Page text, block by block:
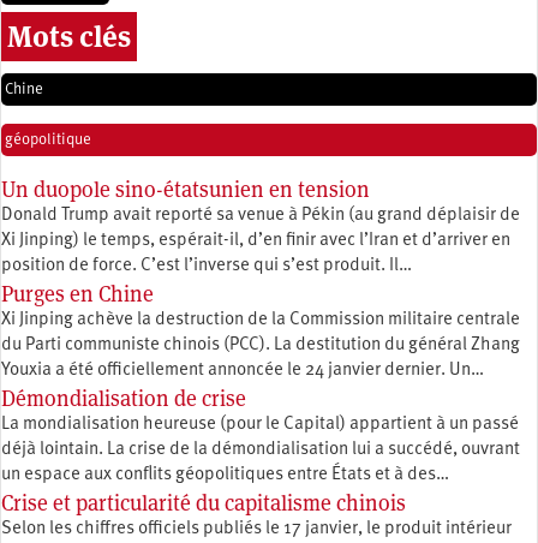
Mots clés
Chine
géopolitique
Un duopole sino-étatsunien en tension
Donald Trump avait reporté sa venue à Pékin (au grand déplaisir de
Xi Jinping) le temps, espérait-il, d’en finir avec l’Iran et d’arriver en
position de force. C’est l’inverse qui s’est produit. Il…
Purges en Chine
Xi Jinping achève la destruction de la Commission militaire centrale
du Parti communiste chinois (PCC). La destitution du général Zhang
Youxia a été officiellement annoncée le 24 janvier dernier. Un…
Démondialisation de crise
La mondialisation heureuse (pour le Capital) appartient à un passé
déjà lointain. La crise de la démondialisation lui a succédé, ouvrant
un espace aux conflits géopolitiques entre États et à des…
Crise et particularité du capitalisme chinois
Selon les chiffres officiels publiés le 17 janvier, le produit intérieur